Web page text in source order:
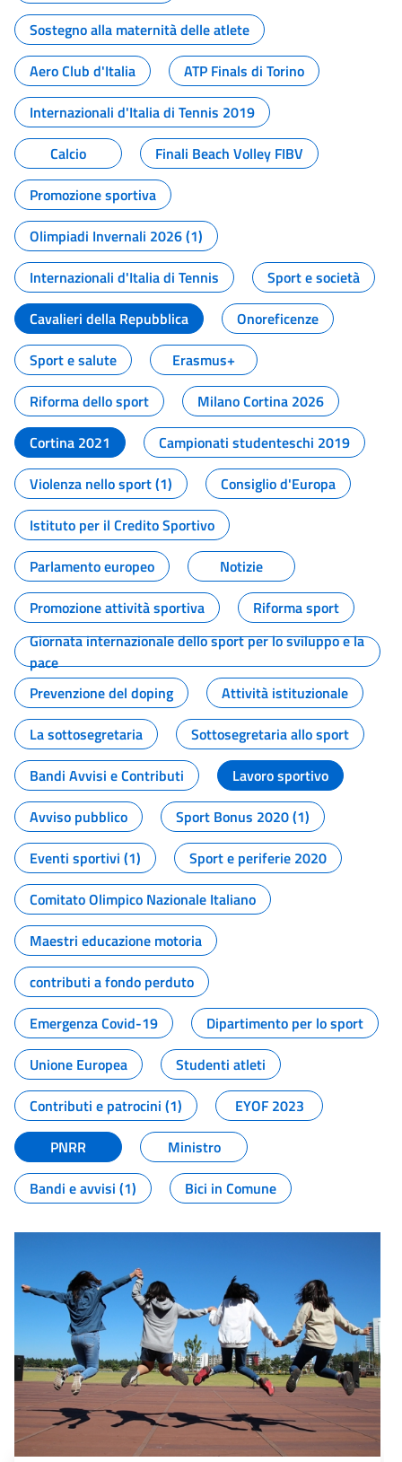
Sostegno alla maternità delle atlete
Aero Club d'Italia
ATP Finals di Torino
Internazionali d'Italia di Tennis 2019
Calcio
Finali Beach Volley FIBV
Promozione sportiva
Olimpiadi Invernali 2026 (1)
Internazionali d'Italia di Tennis
Sport e società
Cavalieri della Repubblica
Onoreficenze
Sport e salute
Erasmus+
Riforma dello sport
Milano Cortina 2026
Cortina 2021
Campionati studenteschi 2019
Violenza nello sport (1)
Consiglio d'Europa
Istituto per il Credito Sportivo
Parlamento europeo
Notizie
Promozione attività sportiva
Riforma sport
Giornata internazionale dello sport per lo sviluppo e la
pace
Prevenzione del doping
Attività istituzionale
La sottosegretaria
Sottosegretaria allo sport
Bandi Avvisi e Contributi
Lavoro sportivo
Avviso pubblico
Sport Bonus 2020 (1)
Eventi sportivi (1)
Sport e periferie 2020
Comitato Olimpico Nazionale Italiano
Maestri educazione motoria
contributi a fondo perduto
Emergenza Covid-19
Dipartimento per lo sport
Unione Europea
Studenti atleti
Contributi e patrocini (1)
EYOF 2023
PNRR
Ministro
Bandi e avvisi (1)
Bici in Comune